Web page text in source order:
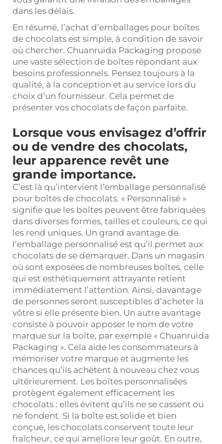
dans les délais.
En résumé, l’achat d’emballages pour boîtes
de chocolats est simple, à condition de savoir
où chercher. Chuanruida Packaging propose
une vaste sélection de boîtes répondant aux
besoins professionnels. Pensez toujours à la
qualité, à la conception et au service lors du
choix d’un fournisseur. Cela permet de
présenter vos chocolats de façon parfaite.
Lorsque vous envisagez d’offrir
ou de vendre des chocolats,
leur apparence revêt une
grande importance.
C’est là qu’intervient l’emballage personnalisé
pour boîtes de chocolats. « Personnalisé »
signifie que les boîtes peuvent être fabriquées
dans diverses formes, tailles et couleurs, ce qui
les rend uniques. Un grand avantage de
l’emballage personnalisé est qu’il permet aux
chocolats de se démarquer. Dans un magasin
où sont exposées de nombreuses boîtes, celle
qui est esthétiquement attrayante retient
immédiatement l’attention. Ainsi, davantage
de personnes seront susceptibles d’acheter la
vôtre si elle présente bien. Un autre avantage
consiste à pouvoir apposer le nom de votre
marque sur la boîte, par exemple « Chuanruida
Packaging ». Cela aide les consommateurs à
mémoriser votre marque et augmente les
chances qu’ils achètent à nouveau chez vous
ultérieurement. Les boîtes personnalisées
protègent également efficacement les
chocolats : elles évitent qu’ils ne se cassent ou
ne fondent. Si la boîte est solide et bien
conçue, les chocolats conservent toute leur
fraîcheur, ce qui améliore leur goût. En outre,